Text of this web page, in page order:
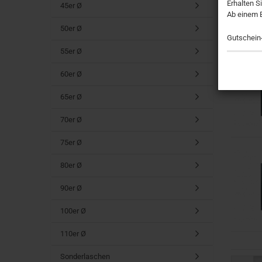
Erhalten
Ab einem
45er Ø
50er Ø
55er Ø
60er Ø
65er Ø
70er Ø
75er Ø
80er Ø
90er Ø
100er Ø
110er Ø
Sonderlaschen